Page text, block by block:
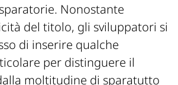
Nonostante
del titolo, gli sviluppatori si
di inserire qualche
per distinguere il
moltitudine di sparatutto